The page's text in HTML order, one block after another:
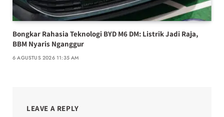
Bongkar Rahasia Teknologi BYD M6 DM: Listrik Jadi Raja,
BBM Nyaris Nganggur
6 AGUSTUS 2026 11:35 AM
LEAVE A REPLY